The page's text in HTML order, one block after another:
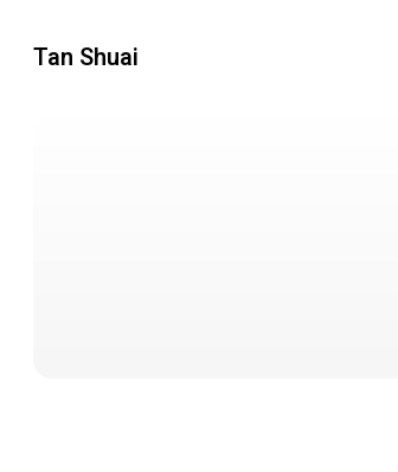
Tan Shuai